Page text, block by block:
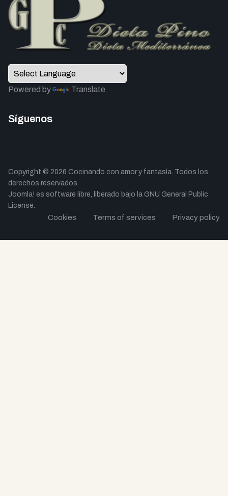
Powered by Translate
Síguenos
Copyright © 2026 Cocinando con amor y fantasía. Todos los
derechos reservados.
Joomla! es software libre, liberado bajo la GNU General Public
License.
Cookies Terms of services Privacy policy